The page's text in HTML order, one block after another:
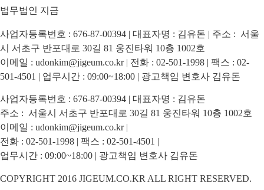
법무법인 지금
사업자등록번호 : 676-87-00394 | 대표자명 : 김유돈 | 주소 : 서울
시 서초구 반포대로 30길 81 웅진타워 10층 1002호
이메일 : udonkim@jigeum.co.kr | 전화 : 02-501-1998 | 팩스 : 02-
501-4501 | 업무시간 : 09:00~18:00 | 광고책임 변호사 김유돈
사업자등록번호 : 676-87-00394 | 대표자명 : 김유돈
주소 : 서울시 서초구 반포대로 30길 81 웅진타워 10층 1002호
이메일 : udonkim@jigeum.co.kr |
전화 : 02-501-1998 | 팩스 : 02-501-4501 |
업무시간 : 09:00~18:00 | 광고책임 변호사 김유돈
COPYRIGHT 2016 JIGEUM.CO.KR ALL RIGHT RESERVED.